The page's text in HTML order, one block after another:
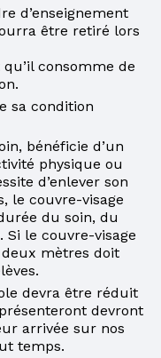
d’enseignement
être retiré lors
qu’il consomme de
sa condition
bénéficie d’un
physique ou
d’enlever son
le couvre-visage
du soin, du
Si le couvre-visage
mètres doit
devra être réduit
devront
arrivée sur nos
temps.